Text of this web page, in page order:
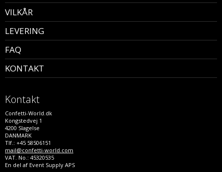
VILKÅR
LEVERING
FAQ
KONTAKT
Kontakt
Confetti-World.dk
Kongstedvej 1
4200 Slagelse
DANMARK
Tlf.: +45 58506151
mail@confetti-world.com
VAT. No.: 45320535
En del af Event Supply APS